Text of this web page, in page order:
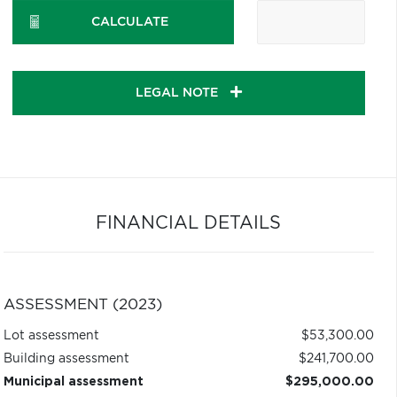
CALCULATE
LEGAL NOTE
FINANCIAL DETAILS
ASSESSMENT (2023)
Lot assessment
$53,300.00
Building assessment
$241,700.00
Municipal assessment
$295,000.00